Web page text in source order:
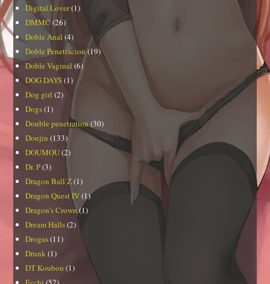
Digital Lover(1)
DMMC(26)
Doble Anal (4)
Doble Penetracion(19)
Doble Vaginal (6)
DOG DAYS(1)
Dog girl (2)
Dogs(1)
Double penetration (30)
Doujin (133)
DOUMOU(2)
Dr. P(3)
Dragon Ball Z(1)
Dragon Quest IV(1)
Dragon's Crown (1)
Dream Halls(2)
Drogas(11)
Drunk (1)
DT Koubou (1)